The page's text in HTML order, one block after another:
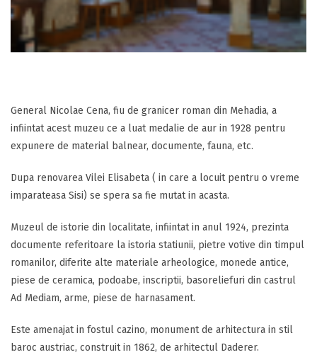
General Nicolae Cena, fiu de granicer roman din Mehadia, a
infiintat acest muzeu ce a luat medalie de aur in 1928 pentru
expunere de material balnear, documente, fauna, etc.
Dupa renovarea Vilei Elisabeta ( in care a locuit pentru o vreme
imparateasa Sisi) se spera sa fie mutat in acasta.
Muzeul de istorie din localitate, infiintat in anul 1924, prezinta
documente referitoare la istoria statiunii, pietre votive din timpul
romanilor, diferite alte materiale arheologice, monede antice,
piese de ceramica, podoabe, inscriptii, basoreliefuri din castrul
Ad Mediam, arme, piese de harnasament.
Este amenajat in fostul cazino, monument de arhitectura in stil
baroc austriac, construit in 1862, de arhitectul Daderer.